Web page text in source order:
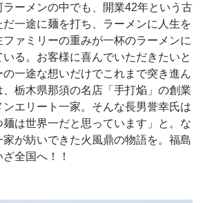
ーメンの中でも、開業42年という古
一途に麺を打ち、ラーメンに人生を
ァミリーの重みが一杯のラーメンに
る。お客様に喜んでいただきたいと
一途な想いだけでこれまで突き進ん
栃木県那須の名店「手打焔」の創業
エリート一家。そんな長男誉幸氏は
は世界一だと思っています」と。な
が紡いできた火風鼎の物語を。福島
全国へ！！